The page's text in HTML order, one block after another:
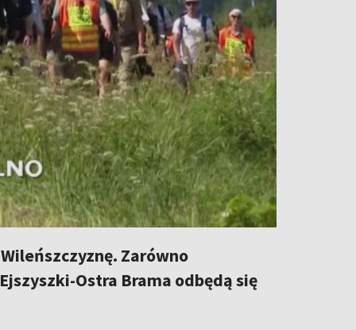
Zarówno
Ostra Brama odbędą się